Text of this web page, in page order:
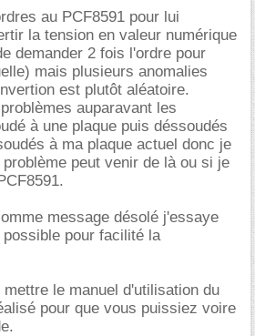
au PCF8591 pour lui
la tension en valeur numérique
demander 2 fois l'ordre pour
mais plusieurs anomalies
est plutôt aléatoire.
auparavant les
à une plaque puis déssoudés
à ma plaque actuel donc je
peut venir de là ou si je
message désolé j'essaye
pour facilité la
le manuel d'utilisation du
pour que vous puissiez voire